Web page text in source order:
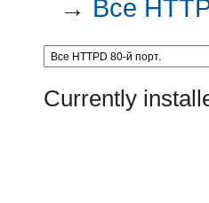
→ Все
Currently